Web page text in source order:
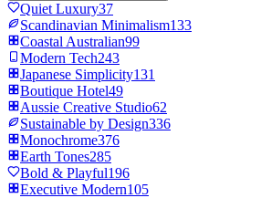
Quiet Luxury37
Scandinavian Minimalism133
Coastal Australian99
Modern Tech243
Japanese Simplicity131
Boutique Hotel49
Aussie Creative Studio62
Sustainable by Design336
Monochrome376
Earth Tones285
Bold & Playful196
Executive Modern105